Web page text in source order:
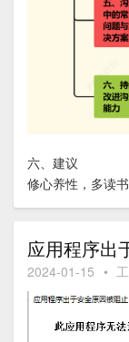
六、建议
修心养性，多读书
应用程序出
2024-01-15 •